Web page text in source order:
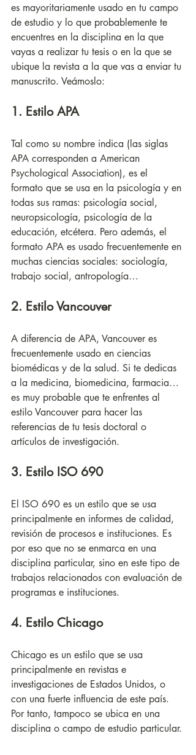
es mayoritariamente usado en tu campo
de estudio y lo que probablemente te
encuentres en la disciplina en la que
vayas a realizar tu tesis o en la que se
ubique la revista a la que vas a enviar tu
manuscrito. Veámoslo:
1. Estilo APA
Tal como su nombre indica (las siglas
APA corresponden a American
Psychological Association), es el
formato que se usa en la psicología y en
todas sus ramas: psicología social,
neuropsicología, psicología de la
educación, etcétera. Pero además, el
formato APA es usado frecuentemente en
muchas ciencias sociales: sociología,
trabajo social, antropología…
2. Estilo Vancouver
A diferencia de APA, Vancouver es
frecuentemente usado en ciencias
biomédicas y de la salud. Si te dedicas
a la medicina, biomedicina, farmacia…
es muy probable que te enfrentes al
estilo Vancouver para hacer las
referencias de tu tesis doctoral o
artículos de investigación.
3. Estilo ISO 690
El ISO 690 es un estilo que se usa
principalmente en informes de calidad,
revisión de procesos e instituciones. Es
por eso que no se enmarca en una
disciplina particular, sino en este tipo de
trabajos relacionados con evaluación de
programas e instituciones.
4. Estilo Chicago
Chicago es un estilo que se usa
principalmente en revistas e
investigaciones de Estados Unidos, o
con una fuerte influencia de este país.
Por tanto, tampoco se ubica en una
disciplina o campo de estudio particular.